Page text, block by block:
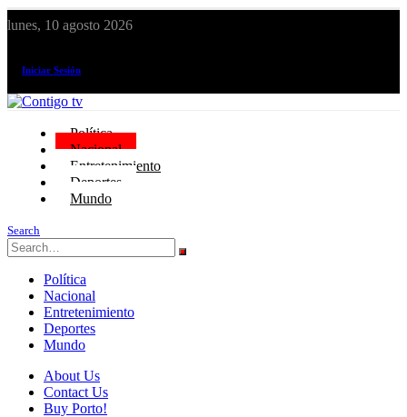
lunes, 10 agosto 2026
Iniciar Sesión
Política
Nacional
Entretenimiento
Deportes
Mundo
Search
Política
Nacional
Entretenimiento
Deportes
Mundo
About Us
Contact Us
Buy Porto!